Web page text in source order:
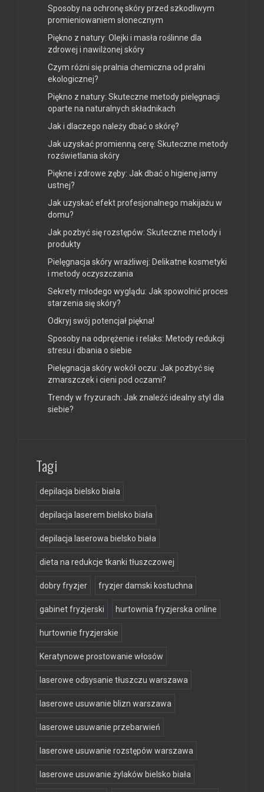
Sposoby na ochronę skóry przed szkodliwym
promieniowaniem słonecznym
Piękno z natury: Olejki i masła roślinne dla
zdrowej i nawilżonej skóry
Czym różni się pralnia chemiczna od pralni
ekologicznej?
Piękno z natury: Skuteczne metody pielęgnacji
oparte na naturalnych składnikach
Jak i dlaczego należy dbać o skórę?
Jak uzyskać promienną cerę: Skuteczne metody
rozświetlania skóry
Piękne i zdrowe zęby: Jak dbać o higienę jamy
ustnej?
Jak uzyskać efekt profesjonalnego makijażu w
domu?
Jak pozbyć się rozstępów: Skuteczne metody i
produkty
Pielęgnacja skóry wrażliwej: Delikatne kosmetyki
i metody oczyszczania
Sekrety młodego wyglądu: Jak spowolnić proces
starzenia się skóry?
Odkryj swój potencjał piękna!
Sposoby na odprężenie i relaks: Metody redukcji
stresu i dbania o siebie
Pielęgnacja skóry wokół oczu: Jak pozbyć się
zmarszczek i cieni pod oczami?
Trendy w fryzurach: Jak znaleźć idealny styl dla
siebie?
Tagi
depilacja bielsko biała
depilacja laserem bielsko biała
depilacja laserowa bielsko biała
dieta na redukcje tkanki tłuszczowej
dobry fryzjer fryzjer damski kostuchna
gabinet fryzjerski hurtownia fryzjerska online
hurtownie fryzjerskie
Keratynowe prostowanie włosów
laserowe odsysanie tłuszczu warszawa
laserowe usuwanie blizn warszawa
laserowe usuwanie przebarwień
laserowe usuwanie rozstępów warszawa
laserowe usuwanie żylaków bielsko biała